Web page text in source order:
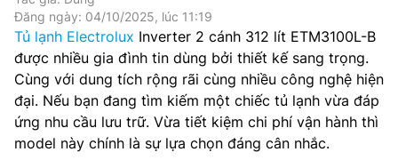
Đăng ngày: 04/10/2025, lúc 11:19
Tủ lạnh Electrolux Inverter 2 cánh 312 lít ETM3100L-B
được nhiều gia đình tin dùng bởi thiết kế sang trọng.
Cùng với dung tích rộng rãi cùng nhiều công nghệ hiện
đại. Nếu bạn đang tìm kiếm một chiếc tủ lạnh vừa đáp
ứng nhu cầu lưu trữ. Vừa tiết kiệm chi phí vận hành thì
model này chính là sự lựa chọn đáng cân nhắc.